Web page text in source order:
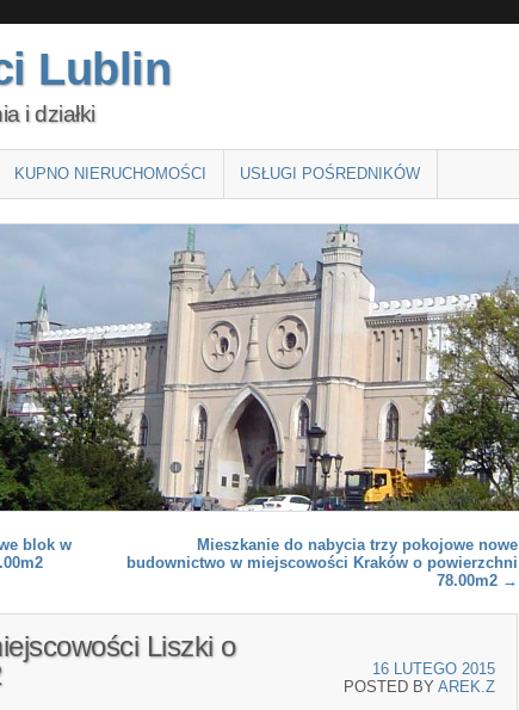
Lublin
i działki
KUPNO NIERUCHOMOŚCI USŁUGI POŚREDNIKÓW
blok w
Mieszkanie do nabycia trzy pokojowe nowe
budownictwo w miejscowości Kraków o powierzchni
78.00m2 →
Liszki o
16 LUTEGO 2015
POSTED BY AREK.Z